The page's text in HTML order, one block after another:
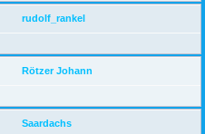
rudolf_rankel
Rötzer Johann
Saardachs